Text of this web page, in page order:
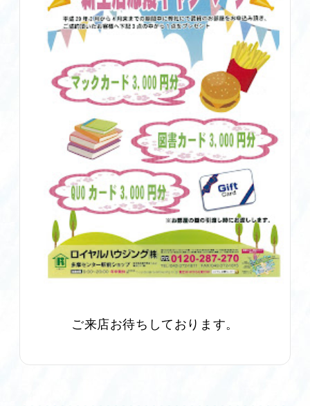
ご来店お待ちしております。